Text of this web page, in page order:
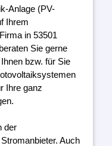
Anlage (PV-
Ihrem
in 53501
Sie gerne
bzw. für Sie
Ihre ganz
der
Auch